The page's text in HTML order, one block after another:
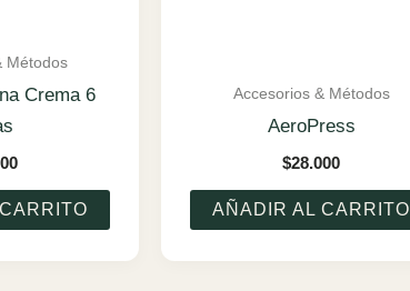
Métodos
Crema 6
Accesorios & Métodos
AeroPress
$28.000
AÑADIR AL CARRITO